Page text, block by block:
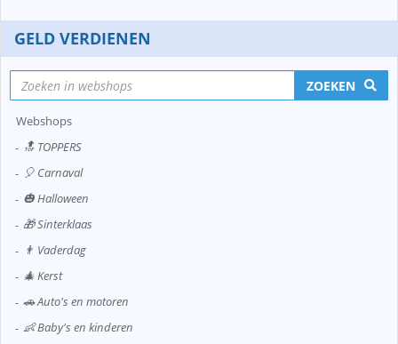
GELD VERDIENEN
ZOEKEN
Webshops
🔝 TOPPERS
🎈 Carnaval
🎃 Halloween
🎁 Sinterklaas
👨 Vaderdag
🎄 Kerst
🚗 Auto's en motoren
👶 Baby's en kinderen